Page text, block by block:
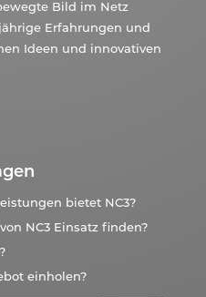
Bild im Netz
Erfahrungen und
Ideen und innovativen
bietet NC3?
NC3 Einsatz finden?
einholen?